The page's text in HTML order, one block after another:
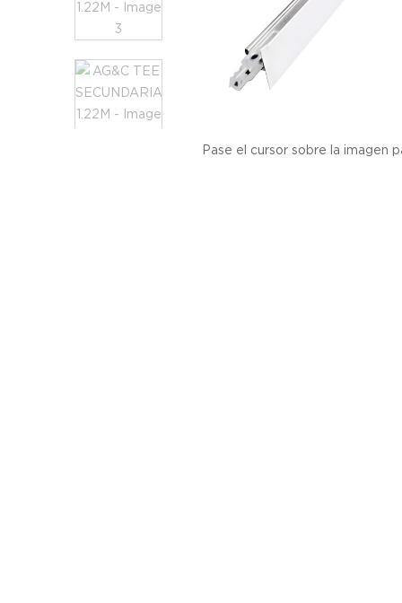
Pase el cursor sobre la imagen